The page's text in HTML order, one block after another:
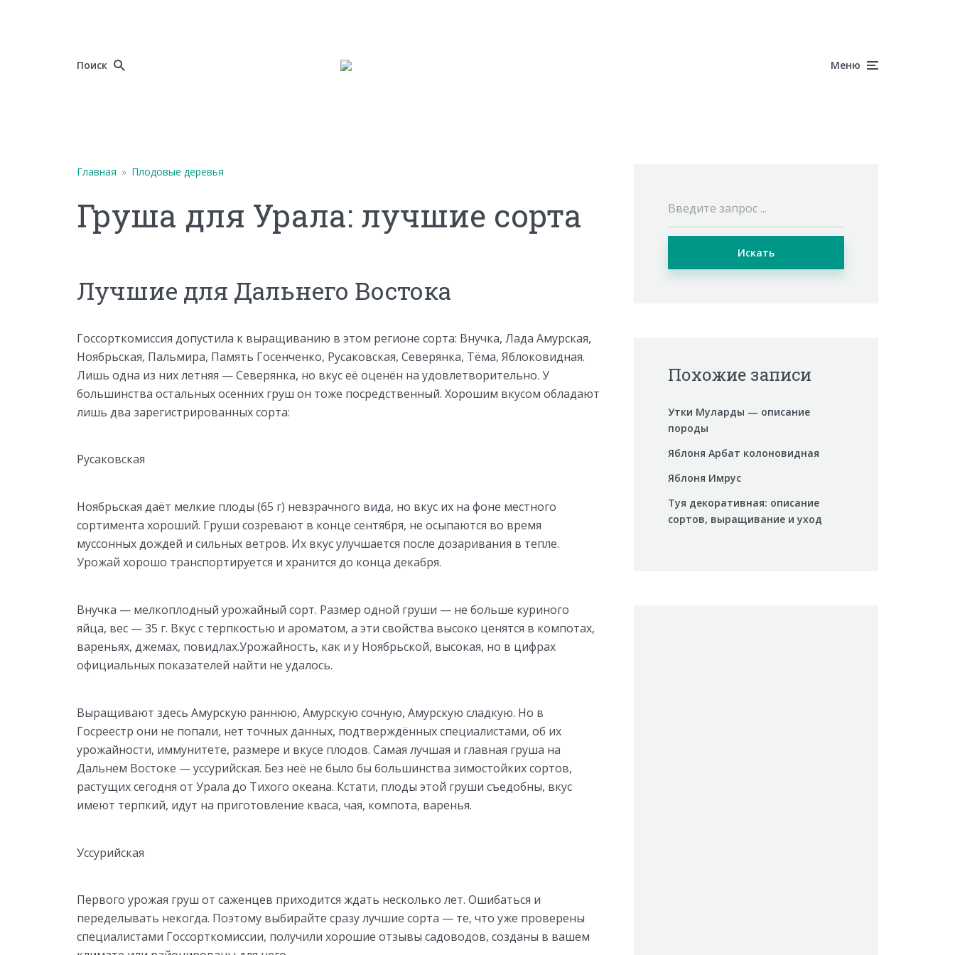
Поиск Меню
Главная » Плодовые деревья
Груша для Урала: лучшие сорта
Лучшие для Дальнего Востока
Госсорткомиссия допустила к выращиванию в этом регионе сорта: Внучка, Лада Амурская,
Ноябрьская, Пальмира, Память Госенченко, Русаковская, Северянка, Тёма, Яблоковидная.
Лишь одна из них летняя — Северянка, но вкус её оценён на удовлетворительно. У
большинства остальных осенних груш он тоже посредственный. Хорошим вкусом обладают
лишь два зарегистрированных сорта:
Русаковская
Ноябрьская даёт мелкие плоды (65 г) невзрачного вида, но вкус их на фоне местного
сортимента хороший. Груши созревают в конце сентября, не осыпаются во время
муссонных дождей и сильных ветров. Их вкус улучшается после дозаривания в тепле.
Урожай хорошо транспортируется и хранится до конца декабря.
Внучка — мелкоплодный урожайный сорт. Размер одной груши — не больше куриного
яйца, вес — 35 г. Вкус с терпкостью и ароматом, а эти свойства высоко ценятся в компотах,
вареньях, джемах, повидлах.Урожайность, как и у Ноябрьской, высокая, но в цифрах
официальных показателей найти не удалось.
Выращивают здесь Амурскую раннюю, Амурскую сочную, Амурскую сладкую. Но в
Госреестр они не попали, нет точных данных, подтверждённых специалистами, об их
урожайности, иммунитете, размере и вкусе плодов. Самая лучшая и главная груша на
Дальнем Востоке — уссурийская. Без неё не было бы большинства зимостойких сортов,
растущих сегодня от Урала до Тихого океана. Кстати, плоды этой груши съедобны, вкус
имеют терпкий, идут на приготовление кваса, чая, компота, варенья.
Уссурийская
Первого урожая груш от саженцев приходится ждать несколько лет. Ошибаться и
переделывать некогда. Поэтому выбирайте сразу лучшие сорта — те, что уже проверены
специалистами Госсорткомиссии, получили хорошие отзывы садоводов, созданы в вашем
Искать
Похожие записи
Утки Муларды — описание
породы
Яблоня Арбат колоновидная
Яблоня Имрус
Туя декоративная: описание
сортов, выращивание и уход